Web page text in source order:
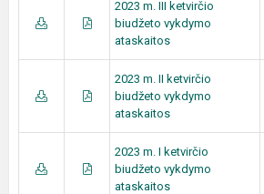
2023 m. III ketvirčio
biudžeto vykdymo
ataskaitos
2023 m. II ketvirčio
biudžeto vykdymo
ataskaitos
2023 m. I ketvirčio
biudžeto vykdymo
ataskaitos